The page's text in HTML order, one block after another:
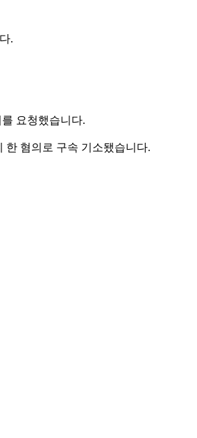
.
요청했습니다.
한 혐의로 구속 기소됐습니다.